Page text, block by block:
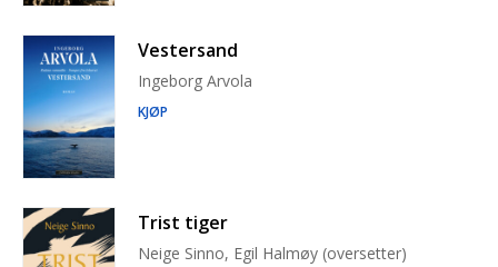
Vestersand
Ingeborg Arvola
KJØP
Trist tiger
Neige Sinno, Egil Halmøy (oversetter)